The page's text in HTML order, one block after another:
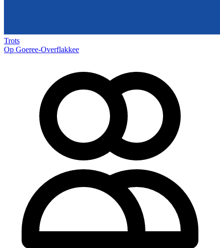
Trots
Op Goeree-Overflakkee